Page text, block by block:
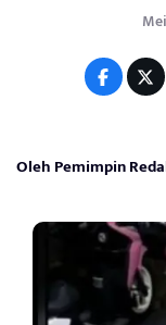
Oleh Pemimpin